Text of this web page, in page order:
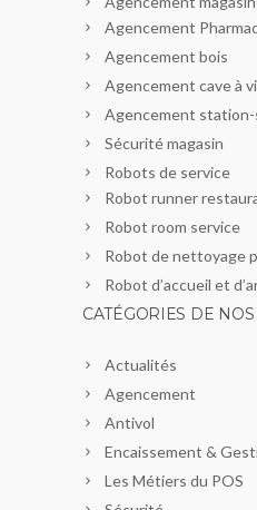
Agencement
Agencement bois
Agencement cave à
Agencement
Sécurité magasin
Robots de service
Robot runner
Robot room service
Robot de nettoyage
Robot d’accueil et
CATÉGORIES DE
Actualités
Agencement
Antivol
Encaissement &
Les Métiers du POS